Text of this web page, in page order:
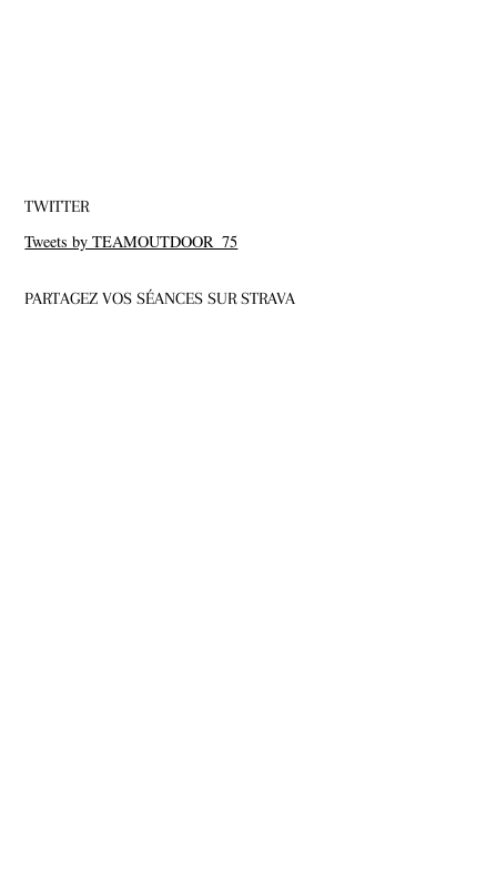
TWITTER
Tweets by TEAMOUTDOOR_75
PARTAGEZ VOS SÉANCES SUR STRAVA